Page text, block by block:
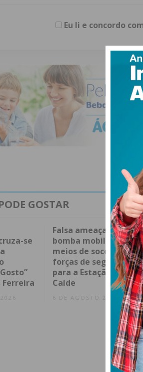
Eu li e concordo
GOSTAR
se
Ferreira
Falsa ameaça de
bomba mobilizou
meios de socorro e
forças de segurança
para a Estação de
Caíde
6 DE AGOSTO 2026